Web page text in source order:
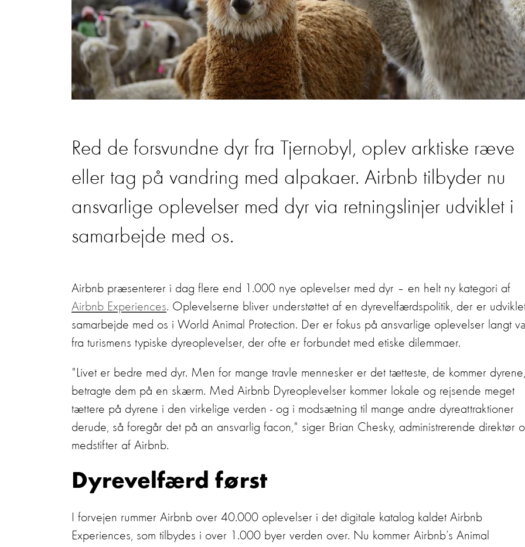
Red de forsvundne dyr fra Tjernobyl, oplev arktiske ræve
eller tag på vandring med alpakaer. Airbnb tilbyder nu
ansvarlige oplevelser med dyr via retningslinjer udviklet i
samarbejde med os.
Airbnb præsenterer i dag flere end 1.000 nye oplevelser med dyr – en helt ny kategori af
Airbnb Experiences. Oplevelserne bliver understøttet af en dyrevelfærdspolitik, der er
samarbejde med os i World Animal Protection. Der er fokus på ansvarlige oplevelser langt
fra turismens typiske dyreoplevelser, der ofte er forbundet med etiske dilemmaer.
"Livet er bedre med dyr. Men for mange travle mennesker er det tætteste, de kommer
betragte dem på en skærm. Med Airbnb Dyreoplevelser kommer lokale og rejsende meget
tættere på dyrene i den virkelige verden - og i modsætning til mange andre dyreattraktioner
derude, så foregår det på an ansvarlig facon," siger Brian Chesky, administrerende direktør
medstifter af Airbnb.
Dyrevelfærd først
I forvejen rummer Airbnb over 40.000 oplevelser i det digitale katalog kaldet Airbnb
Experiences, som tilbydes i over 1.000 byer verden over. Nu kommer Airbnb’s Animal